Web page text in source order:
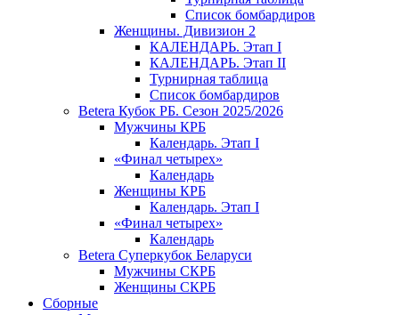
Список бомбардиров
Женщины. Дивизион 2
КАЛЕНДАРЬ. Этап I
КАЛЕНДАРЬ. Этап II
Турнирная таблица
Список бомбардиров
Betera Кубок РБ. Сезон 2025/2026
Мужчины КРБ
Календарь. Этап I
«Финал четырех»
Календарь
Женщины КРБ
Календарь. Этап I
«Финал четырех»
Календарь
Betera Суперкубок Беларуси
Мужчины СКРБ
Женщины СКРБ
Сборные